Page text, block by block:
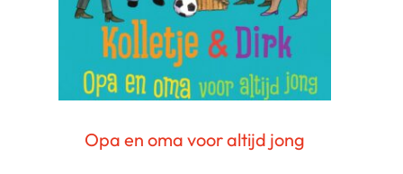
Opa en oma voor altijd jong